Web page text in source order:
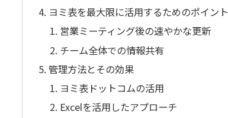
ヨミ表を最大限に活用するためのポイント
営業ミーティング後の速やかな更新
チーム全体での情報共有
管理方法とその効果
ヨミ表ドットコムの活用
Excelを活用したアプローチ